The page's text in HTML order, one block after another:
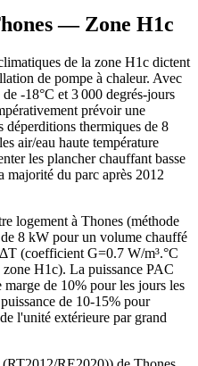
— Zone H1c
de la zone H1c dictent
de pompe à chaleur. Avec
-18°C et 3 000 degrés-jours
prévoir une
thermiques de 8
air/eau haute température
les plancher chauffant basse
majorité du parc après 2012
logement à Thones (méthode
8 kW pour un volume chauffé
(coefficient G=0.7 W/m³.°C
H1c). La puissance PAC
de 10% pour les jours les
de 10-15% pour
l'unité extérieure par grand